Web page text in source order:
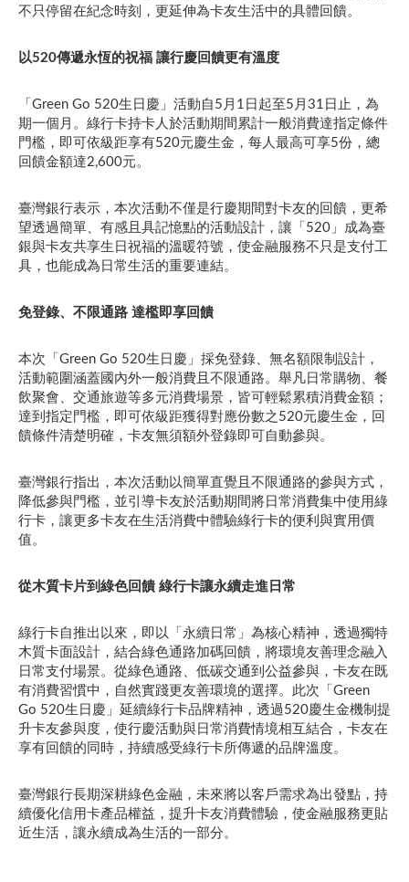
不只停留在紀念時刻，更延伸為卡友生活中的具體回饋。
以520傳遞永恆的祝福 讓行慶回饋更有溫度
「Green Go 520生日慶」活動自5月1日起至5月31日止，為
期一個月。綠行卡持卡人於活動期間累計一般消費達指定條件
門檻，即可依級距享有520元慶生金，每人最高可享5份，總
回饋金額達2,600元。
臺灣銀行表示，本次活動不僅是行慶期間對卡友的回饋，更希
望透過簡單、有感且具記憶點的活動設計，讓「520」成為臺
銀與卡友共享生日祝福的溫暖符號，使金融服務不只是支付工
具，也能成為日常生活的重要連結。
免登錄、不限通路 達檻即享回饋
本次「Green Go 520生日慶」採免登錄、無名額限制設計，
活動範圍涵蓋國內外一般消費且不限通路。舉凡日常購物、餐
飲聚會、交通旅遊等多元消費場景，皆可輕鬆累積消費金額；
達到指定門檻，即可依級距獲得對應份數之520元慶生金，回
饋條件清楚明確，卡友無須額外登錄即可自動參與。
臺灣銀行指出，本次活動以簡單直覺且不限通路的參與方式，
降低參與門檻，並引導卡友於活動期間將日常消費集中使用綠
行卡，讓更多卡友在生活消費中體驗綠行卡的便利與實用價
值。
從木質卡片到綠色回饋 綠行卡讓永續走進日常
綠行卡自推出以來，即以「永續日常」為核心精神，透過獨特
木質卡面設計，結合綠色通路加碼回饋，將環境友善理念融入
日常支付場景。從綠色通路、低碳交通到公益參與，卡友在既
有消費習慣中，自然實踐更友善環境的選擇。此次「Green
Go 520生日慶」延續綠行卡品牌精神，透過520慶生金機制提
升卡友參與度，使行慶活動與日常消費情境相互結合，卡友在
享有回饋的同時，持續感受綠行卡所傳遞的品牌溫度。
臺灣銀行長期深耕綠色金融，未來將以客戶需求為出發點，持
續優化信用卡產品權益，提升卡友消費體驗，使金融服務更貼
近生活，讓永續成為生活的一部分。